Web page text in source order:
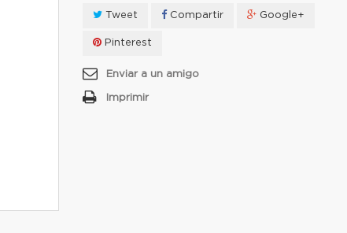
Tweet Compartir Google+
Pinterest
Enviar a un amigo
Imprimir